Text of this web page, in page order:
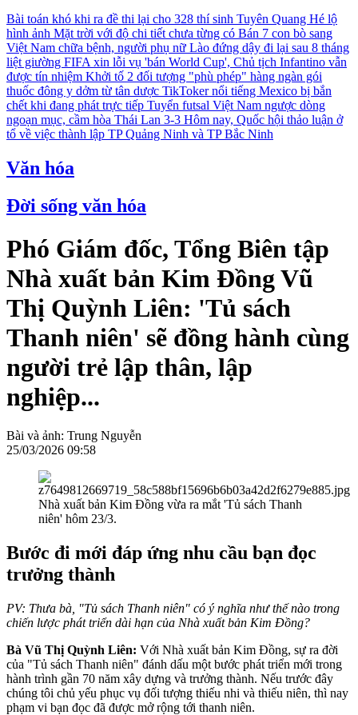
Bài toán khó khi ra đề thi lại cho 328 thí sinh Tuyên Quang Hé lộ
hình ảnh Mặt trời với độ chi tiết chưa từng có Bán 7 con bò sang
Việt Nam chữa bệnh, người phụ nữ Lào đứng dậy đi lại sau 8 tháng
liệt giường FIFA xin lỗi vụ 'bán World Cup', Chủ tịch Infantino vẫn
được tín nhiệm Khởi tố 2 đối tượng "phù phép" hàng ngàn gói
thuốc đông y dởm từ tân dược TikToker nổi tiếng Mexico bị bắn
chết khi đang phát trực tiếp Tuyển futsal Việt Nam ngược dòng
ngoạn mục, cầm hòa Thái Lan 3-3 Hôm nay, Quốc hội thảo luận ở
tổ về việc thành lập TP Quảng Ninh và TP Bắc Ninh
Văn hóa
Đời sống văn hóa
Phó Giám đốc, Tổng Biên tập
Nhà xuất bản Kim Đồng Vũ
Thị Quỳnh Liên: 'Tủ sách
Thanh niên' sẽ đồng hành cùng
người trẻ lập thân, lập
nghiệp...
Bài và ảnh: Trung Nguyễn
25/03/2026 09:58
Nhà xuất bản Kim Đồng vừa ra mắt 'Tủ sách Thanh
niên' hôm 23/3.
Bước đi mới đáp ứng nhu cầu bạn đọc
trưởng thành
PV: Thưa bà, "Tủ sách Thanh niên" có ý nghĩa như thế nào trong
chiến lược phát triển dài hạn của Nhà xuất bản Kim Đồng?
Bà Vũ Thị Quỳnh Liên: Với Nhà xuất bản Kim Đồng, sự ra đời
của "Tủ sách Thanh niên" đánh dấu một bước phát triển mới trong
hành trình gần 70 năm xây dựng và trưởng thành. Nếu trước đây
chúng tôi chủ yếu phục vụ đối tượng thiếu nhi và thiếu niên, thì nay
phạm vi bạn đọc đã được mở rộng tới thanh niên.